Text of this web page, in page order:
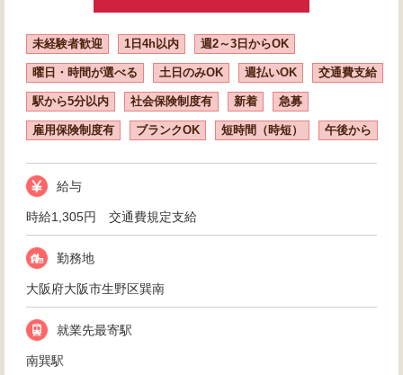
未経験者歓迎 1日4h以内 週2～3日からOK
曜日・時間が選べる 土日のみOK 週払いOK 交通費支給
駅から5分以内 社会保険制度有 新着 急募
雇用保険制度有 ブランクOK 短時間（時短） 午後から
給与
時給1,305円 交通費規定支給
勤務地
大阪府大阪市生野区巽南
就業先最寄駅
南巽駅